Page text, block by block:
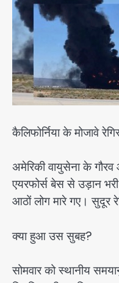
कैलिफोर्निया के मोजावे
अमेरिकी वायुसेना के
एयरफोर्स बेस से उड़ान
आठों लोग मारे गए। सुदूर
क्या हुआ उस सुबह?
सोमवार को स्थानीय